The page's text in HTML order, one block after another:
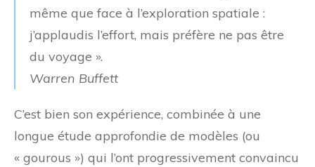
même que face à l’exploration spatiale :
j’applaudis l’effort, mais préfère ne pas être
du voyage ».
Warren Buffett
C’est bien son expérience, combinée à une
longue étude approfondie de modèles (ou
« gourous ») qui l’ont progressivement convaincu